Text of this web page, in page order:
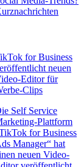
for Business
neuen
Editor für
Clips
Self Service
Plattform
for Business
Manager“ hat
neuen Video-